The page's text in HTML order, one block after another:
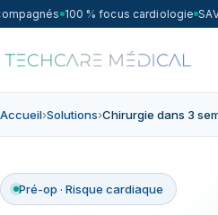
100 % focus cardiologie
Accueil›Solutions›Chirurgie dans 3
Pré-op · Risque cardiaque